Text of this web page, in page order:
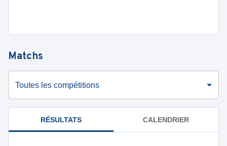
Matchs
Toutes les compétitions
RÉSULTATS CALENDRIER